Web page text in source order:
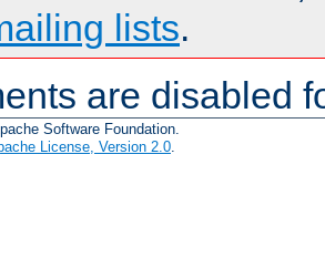
lists.
are disabled
Software Foundation.
License, Version 2.0.